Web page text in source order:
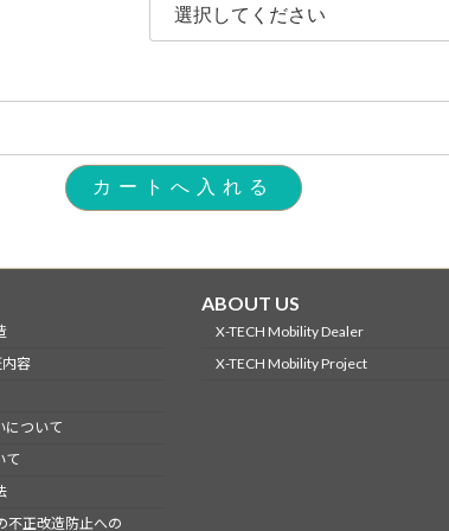
内容
について
て
不正改造防止への
ABOUT US
X-TECH Mobility Dealer
X-TECH Mobility Project